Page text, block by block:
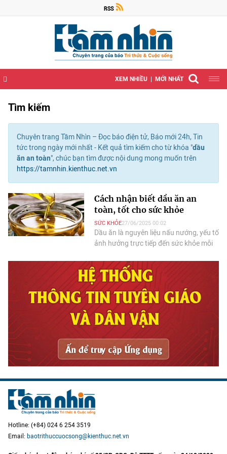
XEM NHIỀU MỚI NHẤT
Tìm kiếm
Chuyên trang Tầm Nhìn – Đọc báo điện tử, Báo mới 24h, Tin
tức trong ngày mới nhất - Kết quả tìm kiếm cho từ khóa "dầu
ăn an toàn", chúc bạn tìm được nội dung mong muốn trên
https://tamnhin.kienthuc.net.vn
Cách nhận biết dầu ăn an
toàn, tốt cho sức khỏe
SỨC KHỎE27/06/2025 00:02
Dầu ăn là nguyên liệu nấu nướng, yếu tố
ảnh hưởng trực tiếp đến sức khỏe mỗi
an toàn.
Hotline: (+84) 024 6 254 3519
Email: baotrithuccuocsong@kienthuc.net.vn